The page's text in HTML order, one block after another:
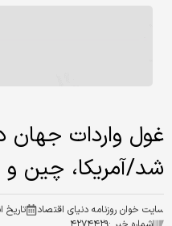
شد/آمریکا، چین
سایت خوان روزنامه دنیای اقتصاد تاریخ